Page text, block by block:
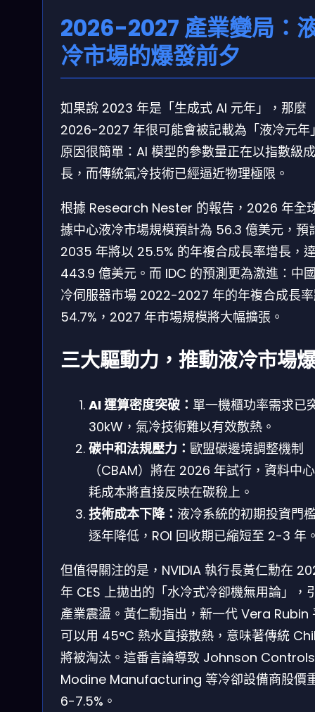
2026-2027 產業變局：
冷市場的爆發前夕
如果說 2023 年是「生成式 AI 元年」，那麼
2026-2027 年很可能會被記載為「液冷元年
原因很簡單：AI 模型的參數量正在以指數級成
長，而傳統氣冷技術已經逼近物理極限。
根據 Research Nester 的報告，2026 年全
據中心液冷市場規模預計為 56.3 億美元，預
2035 年將以 25.5% 的年複合成長率增長，
443.9 億美元。而 IDC 的預測更為激進：中
冷伺服器市場 2022-2027 年的年複合成長
54.7%，2027 年市場規模將大幅擴張。
三大驅動力，推動液冷市場
AI 運算密度突破： 單一機櫃功率需求已
30kW，氣冷技術難以有效散熱。
碳中和法規壓力： 歐盟碳邊境調整機制
（CBAM）將在 2026 年試行，資料中
耗成本將直接反映在碳稅上。
技術成本下降： 液冷系統的初期投資門
逐年降低，ROI 回收期已縮短至 2-3 年
但值得關注的是，NVIDIA 執行長黃仁勳在
年 CES 上拋出的「水冷式冷卻機無用論」，
產業震盪。黃仁勳指出，新一代 Vera Rubin
可以用 45°C 熱水直接散熱，意味著傳統
將被淘汰。這番言論導致 Johnson
Modine Manufacturing 等冷卻設備商股價
6-7.5%。